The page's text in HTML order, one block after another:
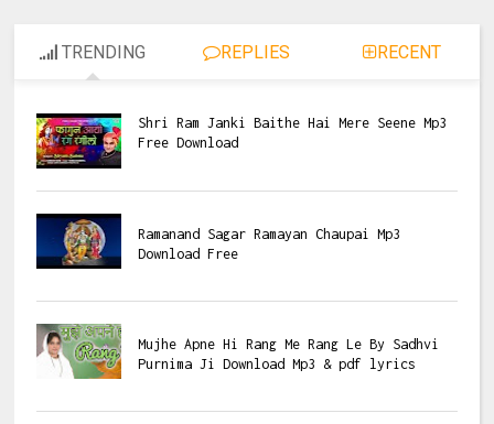
TRENDING REPLIES RECENT
Shri Ram Janki Baithe Hai Mere Seene Mp3
Free Download
Ramanand Sagar Ramayan Chaupai Mp3
Download Free
Mujhe Apne Hi Rang Me Rang Le By Sadhvi
Purnima Ji Download Mp3 & pdf lyrics